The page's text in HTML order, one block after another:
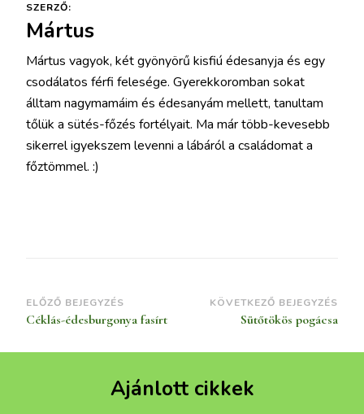
SZERZŐ:
Mártus
Mártus vagyok, két gyönyörű kisfiú édesanyja és egy
csodálatos férfi felesége. Gyerekkoromban sokat
álltam nagymamáim és édesanyám mellett, tanultam
tőlük a sütés-főzés fortélyait. Ma már több-kevesebb
sikerrel igyekszem levenni a lábáról a családomat a
főztömmel. :)
Bejegyzések
navigációja
ELŐZŐ BEJEGYZÉS
Céklás-édesburgonya fasírt
KÖVETKEZŐ BEJEGYZÉS
Sütőtökös pogácsa
Ajánlott cikkek